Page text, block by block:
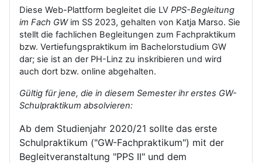
Diese Web-Plattform begleitet die LV PPS-Begleitung
im Fach GWim SS 2023, gehalten von Katja Marso. Sie
stellt die fachlichen Begleitungen zum Fachpraktikum
bzw. Vertiefungspraktikum im Bachelorstudium GW
dar; sie ist an der PH-Linz zu inskribieren und wird
auch dort bzw. online abgehalten.
Gültig für jene, die in diesem Semester ihr erstes GW-
Schulpraktikum absolvieren:
Ab dem Studienjahr 2020/21 sollte das erste
Schulpraktikum ("GW-Fachpraktikum") mit der
Begleitveranstaltung "PPS II" und dem